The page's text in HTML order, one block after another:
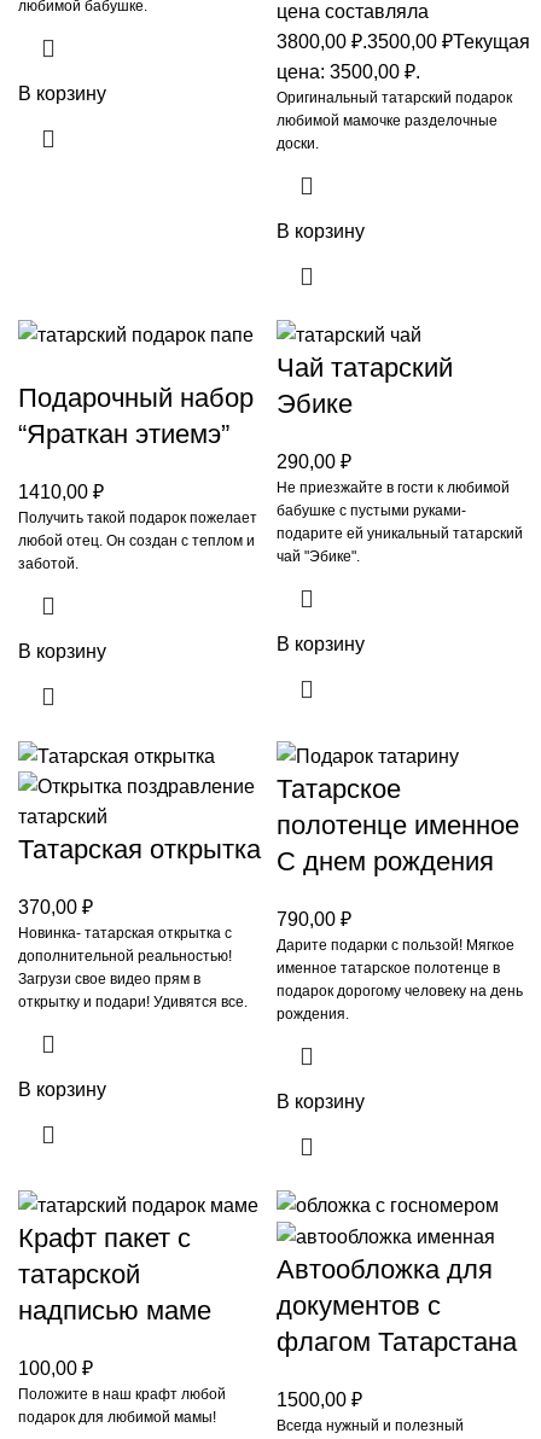
любимой бабушке.
В корзину
цена составляла
3800,00 ₽.3500,00 ₽Текущая
цена: 3500,00 ₽.
Оригинальный татарский подарок
любимой мамочке разделочные
доски.
В корзину
Подарочный набор
“Яраткан этиемэ”
1410,00 ₽
Получить такой подарок пожелает
любой отец. Он создан с теплом и
заботой.
В корзину
Чай татарский
Эбике
290,00 ₽
Не приезжайте в гости к любимой
бабушке с пустыми руками-
подарите ей уникальный татарский
чай "Эбике".
В корзину
Татарская открытка
370,00 ₽
Новинка- татарская открытка с
дополнительной реальностью!
Загрузи свое видео прям в
открытку и подари! Удивятся все.
В корзину
Татарское
полотенце именное
С днем рождения
790,00 ₽
Дарите подарки с пользой! Мягкое
именное татарское полотенце в
подарок дорогому человеку на день
рождения.
В корзину
Крафт пакет с
татарской
надписью маме
100,00 ₽
Положите в наш крафт любой
подарок для любимой мамы!
Автообложка для
документов с
флагом Татарстана
1500,00 ₽
Всегда нужный и полезный